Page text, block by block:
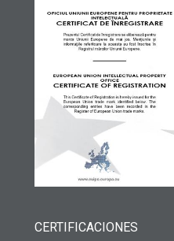
CERTIFICACIONES